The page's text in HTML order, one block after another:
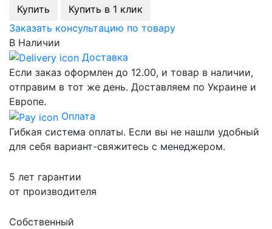
Купить
Купить в 1 клик
Заказать консультацию по товару
В Наличии
Доставка
Если заказ оформлен до 12.00, и товар в наличии,
отправим в тот же день. Доставляем по Украине и
Европе.
Оплата
Гибкая система оплаты. Если вы не нашли удобный
для себя вариант-свяжитесь с менеджером.
5 лет гарантии
от производителя
Собственный